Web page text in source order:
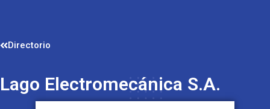
Directorio
Lago Electromecánica S.A.